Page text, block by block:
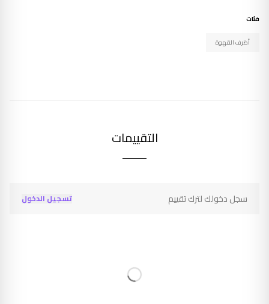
فئات
أظرف القهوة
التقييمات
سجل دخولك لترك تقييم تسجيل الدخول